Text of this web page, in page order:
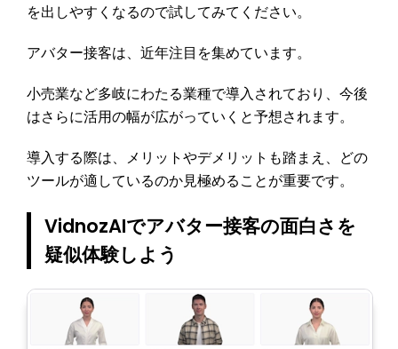
を出しやすくなるので試してみてください。
アバター接客は、近年注目を集めています。
小売業など多岐にわたる業種で導入されており、今後
はさらに活用の幅が広がっていくと予想されます。
導入する際は、メリットやデメリットも踏まえ、どの
ツールが適しているのか見極めることが重要です。
VidnozAIでアバター接客の面白さを
疑似体験しよう